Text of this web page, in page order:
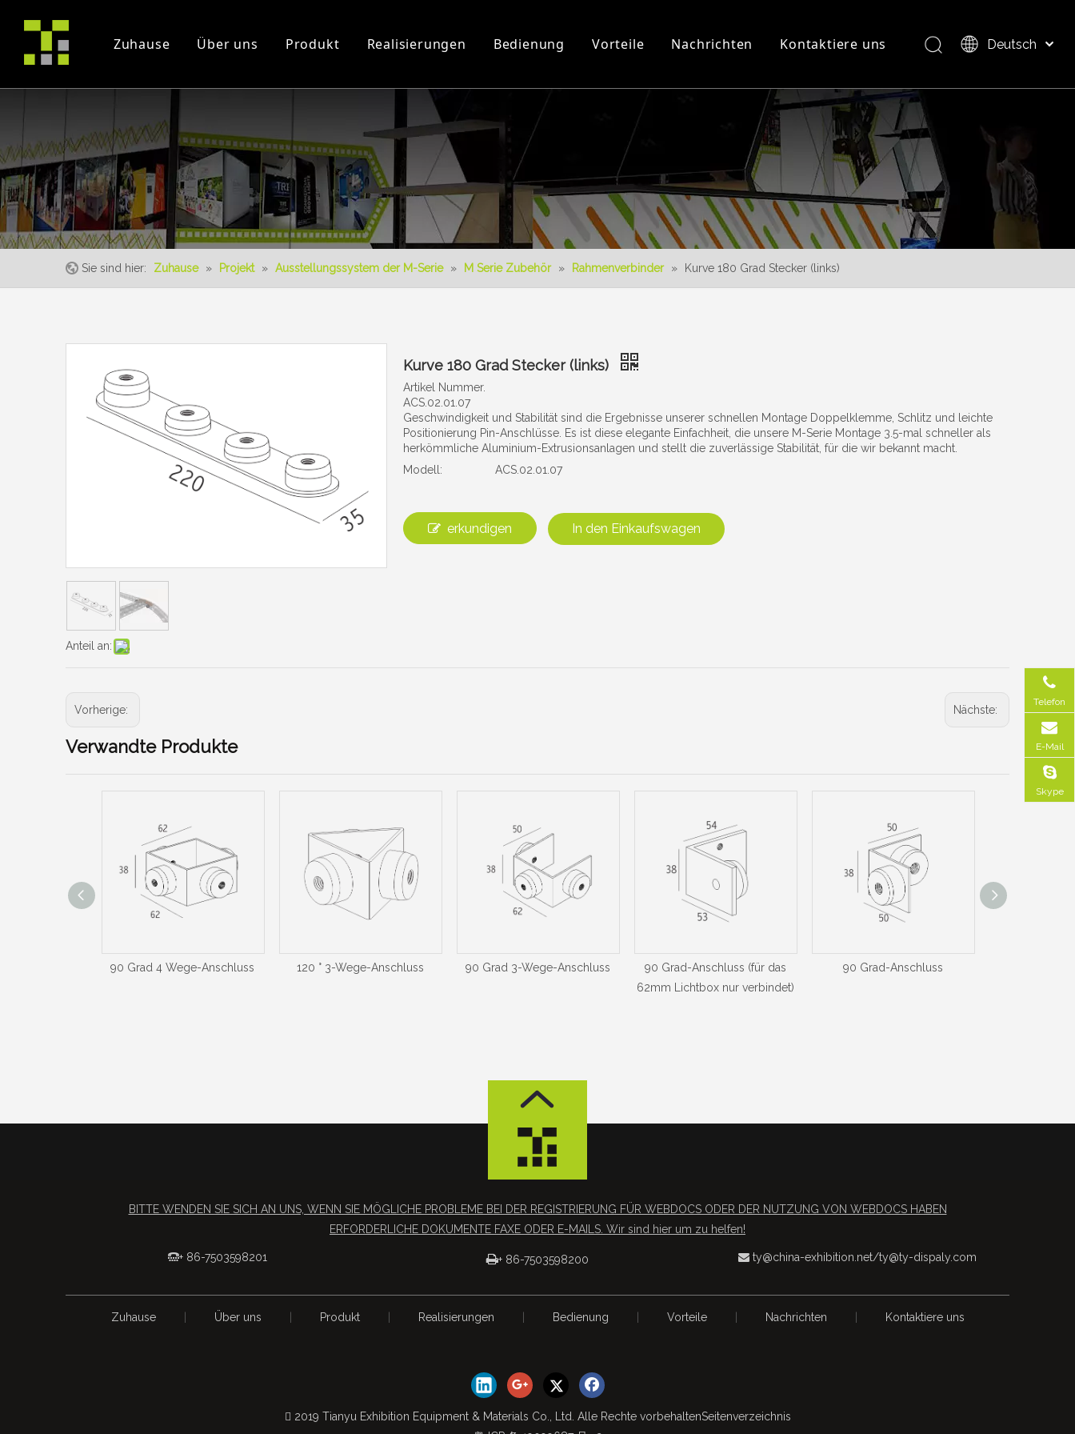
Zuhause Über uns
Werkstatt und Ausrüstung
Produkt
3D-Videos Produktübersicht
Realisierungen Bedienung Vorteile Nachrichten
Neues Produkt
Kontaktiere uns Deutsch
العربية
日本語
Pусский
Nederlands
Português
Español
English
Sie sind hier: Zuhause » Projekt » Ausstellungssystem der M-Serie » M Serie Zubehör » Rahmenverbinder » Kurve 180 Grad Stecker (links)
Anteil an:
Kurve 180 Grad Stecker (links)
Artikel Nummer.
ACS.02.01.07
Geschwindigkeit und Stabilität sind die Ergebnisse unserer schnellen Montage Doppelklemme, Schlitz und leichte
Positionierung Pin-Anschlüsse. Es ist diese elegante Einfachheit, die unsere M-Serie Montage 3.5-mal schneller als
herkömmliche Aluminium-Extrusionsanlagen und stellt die zuverlässige Stabilität, für die wir bekannt macht.
Modell:
ACS.02.01.07
erkundigen In den Einkaufswagen
Vorherige: Nächste:
Verwandte Produkte
90 Grad 4 Wege-Anschluss 120 ° 3-Wege-Anschluss 90 Grad 3-Wege-Anschluss
90 Grad-Anschluss (für das
62mm Lichtbox nur verbindet)
90 Grad-Anschluss
BITTE WENDEN SIE SICH AN UNS, WENN SIE MÖGLICHE PROBLEME BEI DER REGISTRIERUNG FÜR WEBDOCS ODER DER NUTZUNG VON WEBDOCS HABEN
ERFORDERLICHE DOKUMENTE FAXE ODER E-MAILS. Wir sind hier um zu helfen!
+ 86-7503598201 + 86-7503598200  ty@china-exhibition.net/ty@ty-dispaly.com
Zuhause Über uns Produkt Realisierungen Bedienung Vorteile Nachrichten Kontaktiere uns
Telefon
E-Mail
Skype
 2019 Tianyu Exhibition Equipment & Materials Co., Ltd. Alle Rechte vorbehaltenSeitenverzeichnis